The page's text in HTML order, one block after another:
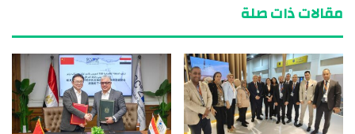
مقالات ذات صلة